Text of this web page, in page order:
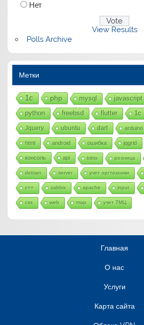
Нет
View Results
Polls Archive
Метки
1с php mysql javascript
python freebsd flutter 1c
Jquery ubuntu dart arduino
html android ошибка jqgrid
консоль api bitrix розница
debian server учет оргтехники
c++ zabbix apache input
css web map учет ТМЦ
Главная
О нас
Услуги
Карта сайта